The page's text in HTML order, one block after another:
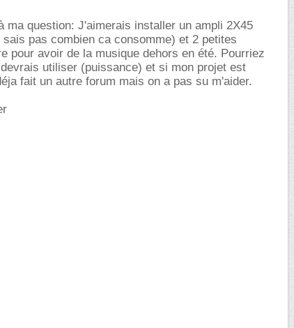
ma question: J'aimerais installer un ampli 2X45
pas combien ca consomme) et 2 petites
pour avoir de la musique dehors en été. Pourriez
utiliser (puissance) et si mon projet est
fait un autre forum mais on a pas su m'aider.